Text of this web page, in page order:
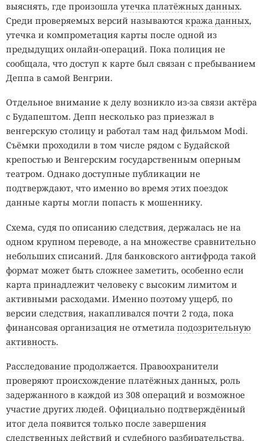
выяснять, где произошла утечка платёжных данных.
Среди проверяемых версий называются кража данных,
утечка и компрометация карты после одной из
предыдущих онлайн-операций. Пока полиция не
сообщала, что доступ к карте был связан с пребыванием
Деппа в самой Венгрии.
Отдельное внимание к делу возникло из-за связи актёра
с Будапештом. Депп несколько раз приезжал в
венгерскую столицу и работал там над фильмом Modi.
Съёмки проходили в том числе рядом с Будайской
крепостью и Венгерским государственным оперным
театром. Однако доступные публикации не
подтверждают, что именно во время этих поездок
данные карты могли попасть к мошеннику.
Схема, судя по описанию следствия, держалась не на
одном крупном переводе, а на множестве сравнительно
небольших списаний. Для банковского антифрода такой
формат может быть сложнее заметить, особенно если
карта принадлежит человеку с высоким лимитом и
активными расходами. Именно поэтому ущерб, по
версии следствия, накапливался почти 2 года, пока
финансовая организация не отметила подозрительную
активность.
Расследование продолжается. Правоохранители
проверяют происхождение платёжных данных, роль
задержанного в каждой из 308 операций и возможное
участие других людей. Официально подтверждённый
итог дела появится только после завершения
следственных действий и судебного разбирательства.